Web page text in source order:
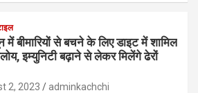
में बीमारियों से बचने के लिए डाइट में शामिल
इम्युनिटी बढ़ाने से लेकर मिलेंगे ढेरों
2, 2023 adminkachchi